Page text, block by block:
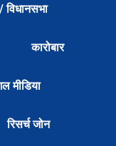
कारोबार
मीडिया
रिसर्च जोन